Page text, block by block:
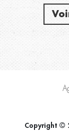
Copyright ©